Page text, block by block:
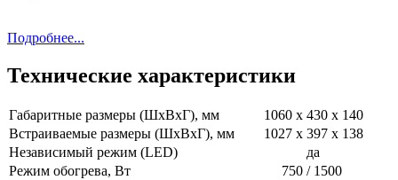
Подробнее...
Технические характеристики
Габаритные размеры (ШхВхГ), мм
1060 х 430 х 140
Встраиваемые размеры (ШхВхГ), мм
1027 х 397 х 138
Независимый режим (LED)
да
Режим обогрева, Вт
750 / 1500